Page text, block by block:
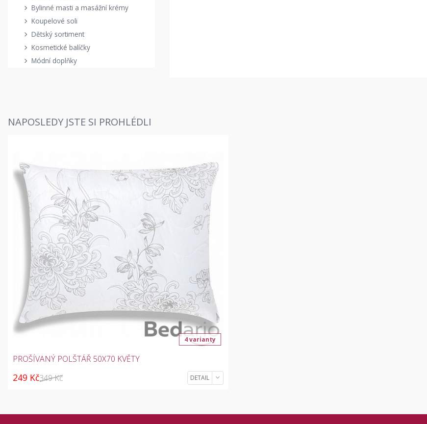
Bylinné masti a masážní krémy
Koupelové soli
Dětský sortiment
Kosmetické balíčky
Módní doplňky
NAPOSLEDY JSTE SI PROHLÉDLI
4 varianty
PROŠÍVANÝ POLŠTÁŘ 50X70 KVĚTY
249 Kč349 Kč DETAIL